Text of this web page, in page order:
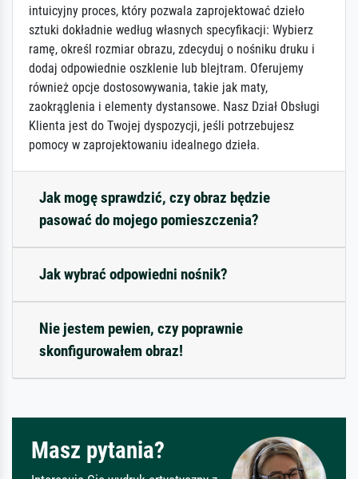
intuicyjny proces, który pozwala zaprojektować dzieło
sztuki dokładnie według własnych specyfikacji: Wybierz
ramę, określ rozmiar obrazu, zdecyduj o nośniku druku i
dodaj odpowiednie oszklenie lub blejtram. Oferujemy
również opcje dostosowywania, takie jak maty,
zaokrąglenia i elementy dystansowe. Nasz Dział Obsługi
Klienta jest do Twojej dyspozycji, jeśli potrzebujesz
pomocy w zaprojektowaniu idealnego dzieła.
Jak mogę sprawdzić, czy obraz będzie
pasować do mojego pomieszczenia?
Jak wybrać odpowiedni nośnik?
Nie jestem pewien, czy poprawnie
skonfigurowałem obraz!
Masz pytania?